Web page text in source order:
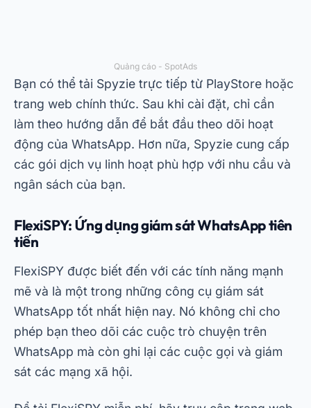
Tính năng của ứng dụng theo dõi
cuộc trò chuyện trên WhatsApp
Các ứng dụng nói trên có chung các chức năng
như theo dõi tin nhắn, theo dõi vị trí và cung cấp
báo cáo chi tiết. Ngoài ra, nhiều ứng dụng còn
cung cấp các tính năng bổ sung như kiểm soát
hệ không mong muốn. Những công cụ này rất lý
tưởng để đảm bảo tính bảo mật và minh bạch
trong các tương tác kỹ thuật số.
Do đó, khi chọn ứng dụng để theo dõi
WhatsApp, hãy cân nhắc đến nhu cầu cụ thể của
bạn và mức độ chi tiết mà bạn muốn. Ngoài ra,
hãy luôn nhớ sử dụng các công cụ này một cách
có đạo đức và có trách nhiệm, tôn trọng quyền
riêng tư của mọi người liên quan.